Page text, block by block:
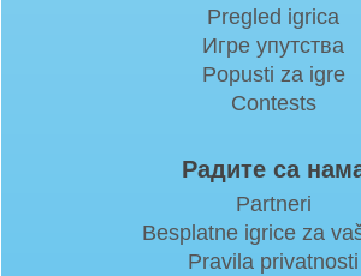
Pregled igrica
Игре упутства
Popusti za igre
Contests
Радите са
Partneri
Besplatne igrice za
Pravila privatnosti